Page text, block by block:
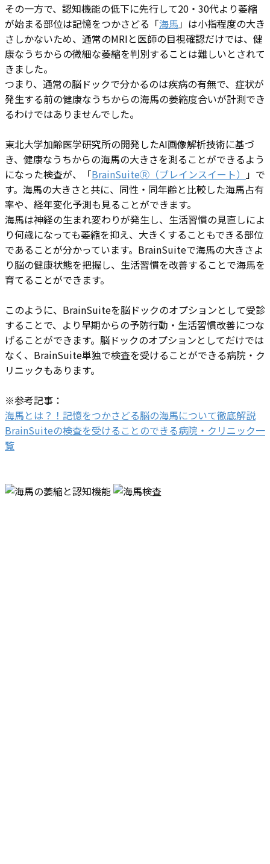
その一方で、認知機能の低下に先行して20・30代より萎縮
が始まる部位は記憶をつかさどる「海馬」は小指程度の大き
さしかないため、通常のMRIと医師の目視確認だけでは、健
康なうちからの微細な萎縮を判別することは難しいとされて
きました。
つまり、通常の脳ドックで分かるのは疾病の有無で、症状が
発生する前の健康なうちからの海馬の萎縮度合いが計測でき
るわけではありませんでした。
東北⼤学加齢医学研究所の開発したAI画像解析技術に基づ
き、健康なうちからの海馬の大きさを測ることができるよう
になった検査が、「BrainSuiteⓇ（ブレインスイート） 」で
す。海馬の大きさと共に、同性・同年齢と比較した海馬占有
率や、経年変化予測も見ることができます。
海馬は神経の生まれ変わりが発生し、生活習慣の見直しによ
り何歳になっても萎縮を抑え、大きくすることもできる部位
であることが分かっています。BrainSuiteで海馬の大きさよ
り脳の健康状態を把握し、生活習慣を改善することで海馬を
育てることができます。
このように、BrainSuiteを脳ドックのオプションとして受診
することで、より早期からの予防行動・生活習慣改善につな
げることができます。脳ドックのオプションとしてだけでは
なく、BrainSuite単独で検査を受けることができる病院・ク
リニックもあります。
※参考記事：
海馬とは？！記憶をつかさどる脳の海馬について徹底解説
BrainSuiteの検査を受けることのできる病院・クリニック一
覧